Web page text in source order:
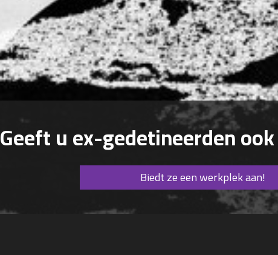
Geeft u ex-gedetineerden
Biedt ze een werkplek aan!